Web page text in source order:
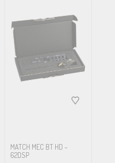
MATCH MEC BT HD –
62DSP